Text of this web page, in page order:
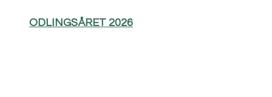
ODLINGSÅRET 2026